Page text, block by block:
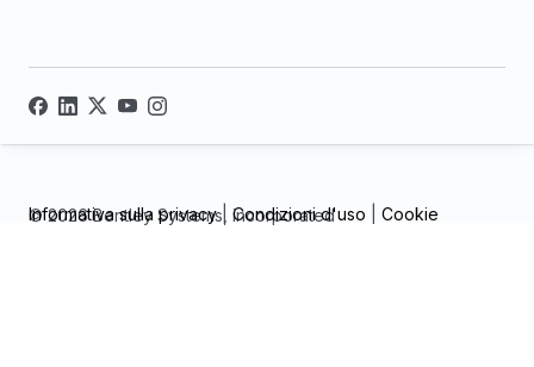
© 2026 Bentley Systems, incorporated
Informativa sulla privacy| Condizioni d'uso Cookie